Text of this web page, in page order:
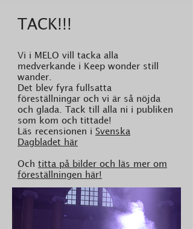
TACK!!!
Vi i MELO vill tacka alla
medverkande i Keep wonder still
wander.
Det blev fyra fullsatta
föreställningar och vi är så nöjda
och glada. Tack till alla ni i publiken
som kom och tittade!
Läs recensionen i Svenska
Dagbladet här
Och titta på bilder och läs mer om
föreställningen här!